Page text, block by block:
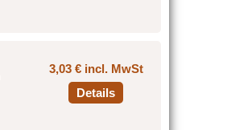
3,03 € incl. MwSt
Details